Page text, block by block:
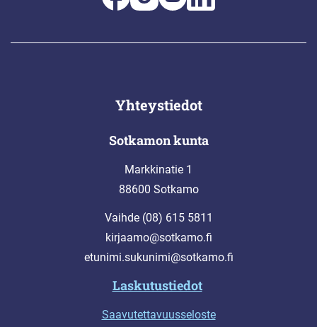
Yhteystiedot
Sotkamon kunta
Markkinatie 1
88600 Sotkamo
Vaihde (08) 615 5811
kirjaamo@sotkamo.fi
etunimi.sukunimi@sotkamo.fi
Laskutustiedot
Saavutettavuusseloste